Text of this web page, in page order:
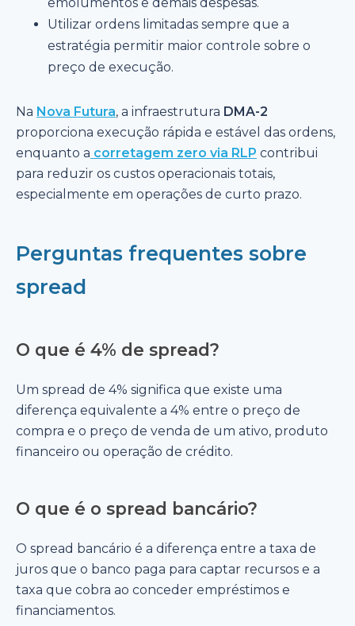
Utilizar ordens limitadas sempre que a
estratégia permitir maior controle sobre o
preço de execução.
Na Nova Futura, a infraestrutura DMA-2
proporciona execução rápida e estável das ordens,
enquanto a corretagem zero via RLP contribui
para reduzir os custos operacionais totais,
especialmente em operações de curto prazo.
Perguntas frequentes sobre
spread
O que é 4% de spread?
Um spread de 4% significa que existe uma
diferença equivalente a 4% entre o preço de
compra e o preço de venda de um ativo, produto
financeiro ou operação de crédito.
O que é o spread bancário?
O spread bancário é a diferença entre a taxa de
juros que o banco paga para captar recursos e a
taxa que cobra ao conceder empréstimos e
financiamentos.